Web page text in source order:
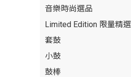
音樂時尚選品
Limited Edition 限量精選
套鼓
小鼓
鼓棒